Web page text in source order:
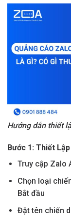
Hướng dẫn thiết
Bước 1: Thiết
Truy cập Zalo
Chọn loại
Bắt đầu
Đặt tên chiến